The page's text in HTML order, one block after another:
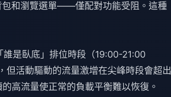
包和瀏覽選單——僅配對功能受阻。這種
誰是臥底」排位時段（19:00-21:00
活動驅動的流量激增在尖峰時段會超出
高流量使正常的負載平衡難以恢復。